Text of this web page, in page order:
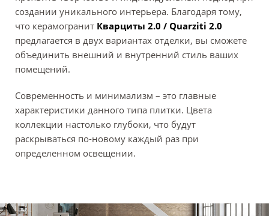
создании уникального интерьера. Благодаря тому,
что керамогранит Кварциты 2.0 / Quarziti 2.0
предлагается в двух вариантах отделки, вы сможете
объединить внешний и внутренний стиль ваших
помещений.
Современность и минимализм – это главные
характеристики данного типа плитки. Цвета
коллекции настолько глубоки, что будут
раскрываться по-новому каждый раз при
определенном освещении.